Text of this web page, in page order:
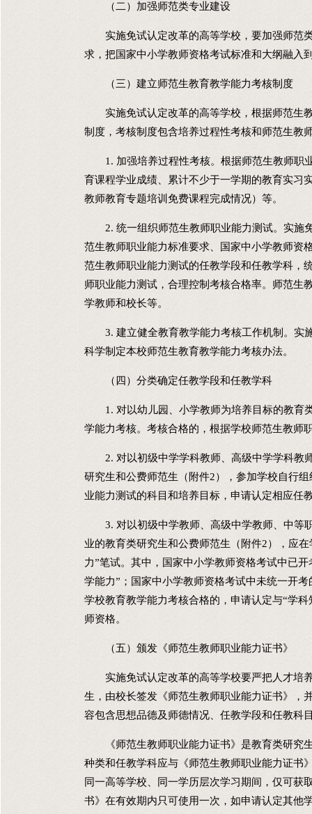
（二）加强师范类专业建设
实施免试认定改革的高等学校，要加强师范
求，把国家中小学教师资格考试标准和大纲融入
（三）建立师范生教育教学能力考核制度
实施免试认定改革的高等学校，根据师范生
制度，考核制度包含培养过程性考核和师范生教
1. 加强培养过程性考核。根据师范生教师职
育课程学业成绩、累计不少于一学期的教育实习
教师教育专题培训免费课程完成情况）等。
2. 统一组织师范生教师职业能力测试。实施
范生教师职业能力标准要求、国家中小学教师资
范生教师职业能力测试的任教学段和任教学科，
师职业能力测试，合理控制考核合格率。师范生
学教师和校长等。
3. 建立健全教育教学能力考核工作机制。实
科学制定本校师范生教育教学能力考核办法。
（四）分类确定任教学段和任教学科
1. 对以幼儿园、小学教师为培养目标的教育
学能力考核。考核合格的，根据学校师范生教师
2. 对以初级中学学科教师、高级中学学科教
研究生和公费师范生（附件2），参加学校自行
业能力测试的科目和培养目标，申请认定相应任
3. 对以初级中学教师、高级中学教师、中等
业的教育类研究生和公费师范生（附件2），应
力”笔试。其中，国家中小学教师资格考试中已
学能力”；国家中小学教师资格考试中未统一开
学校教育教学能力考核合格的，申请认定与“学
师资格。
（五）颁发《师范生教师职业能力证书》
实施免试认定改革的高等学校要严把人才培
生，由校长签发《师范生教师职业能力证书》，
容包含思想品德及师德情况、任教学段和任教科
《师范生教师职业能力证书》是教育类研究
种类和任教学科应与《师范生教师职业能力证书
同一高等学校、同一学历层次学习期间，仅可获
书》在有效期内只可使用一次，如申请认定其他